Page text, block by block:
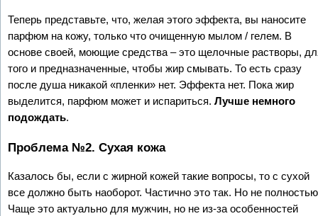
Теперь представьте, что, желая этого эффекта, вы наносите
парфюм на кожу, только что очищенную мылом / гелем. В
основе своей, моющие средства – это щелочные растворы,
того и предназначенные, чтобы жир смывать. То есть сразу
после душа никакой «пленки» нет. Эффекта нет. Пока жир
выделится, парфюм может и испариться. Лучше немного
подождать.
Проблема №2. Сухая кожа
Казалось бы, если с жирной кожей такие вопросы, то с сухой
все должно быть наоборот. Частично это так. Но не
Чаще это актуально для мужчин, но не из-за особенностей